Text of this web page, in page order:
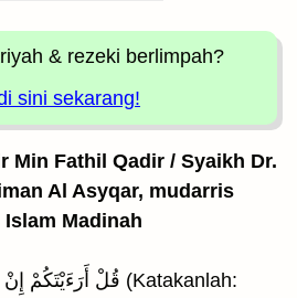
& rezeki berlimpah?
sini sekarang!
Min Fathil Qadir / Syaikh Dr.
Al Asyqar, mudarris
Madinah